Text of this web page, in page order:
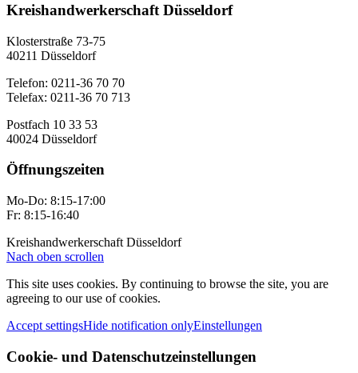
Kreishandwerkerschaft Düsseldorf
Klosterstraße 73-75
40211 Düsseldorf
Telefon: 0211-36 70 70
Telefax: 0211-36 70 713
Postfach 10 33 53
40024 Düsseldorf
Öffnungszeiten
Mo-Do: 8:15-17:00
Fr: 8:15-16:40
Kreishandwerkerschaft Düsseldorf
Nach oben scrollen
This site uses cookies. By continuing to browse the site, you are
agreeing to our use of cookies.
Accept settingsHide notification onlyEinstellungen
Cookie- und Datenschutzeinstellungen